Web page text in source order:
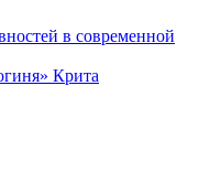
в современной
Крита